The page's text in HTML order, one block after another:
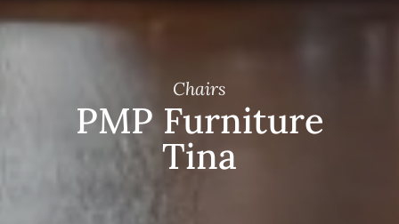
Chairs
PMP Furniture
Tina